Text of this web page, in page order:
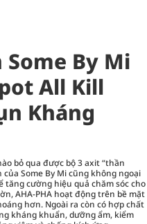
By Mi
All Kill
Kháng
bỏ qua được bộ 3 axit “thần
của Some By Mi cũng không ngoại
tăng cường hiệu quả chăm sóc cho
AHA-PHA hoạt động trên bề mặt
hơn. Ngoài ra còn có hợp chất
kháng khuẩn, dưỡng ẩm, kiểm